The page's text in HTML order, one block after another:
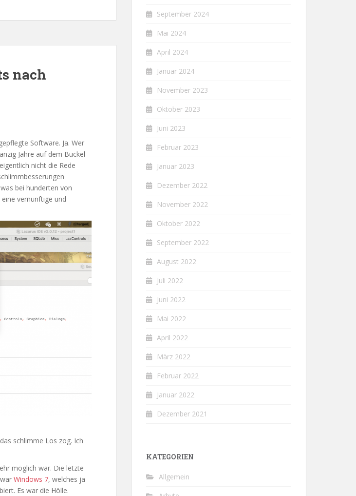
nach
Software. Ja. Wer
Jahre auf dem Buckel
nicht die Rede
bei hunderten von
vernünftige und
schlimme Los zog. Ich
möglich war. Die letzte
Windows 7, welches ja
Es war die Hölle.
September 2024
Mai 2024
April 2024
Januar 2024
November 2023
Oktober 2023
Juni 2023
Februar 2023
Januar 2023
Dezember 2022
November 2022
Oktober 2022
September 2022
August 2022
Juli 2022
Juni 2022
Mai 2022
April 2022
März 2022
Februar 2022
Januar 2022
Dezember 2021
KATEGORIEN
Allgemein